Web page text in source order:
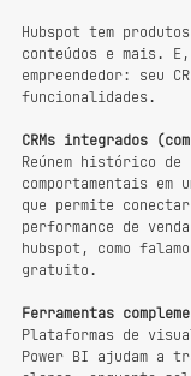
Hubspot tem
conteúdos e mais. E,
empreendedor: seu
funcionalidades.
CRMs integrados
Reúnem histórico
comportamentais
que permite
performance de
hubspot, como
gratuito.
Ferramentas
Plataformas de
Power BI ajudam a